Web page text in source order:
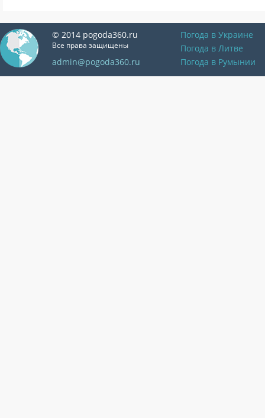
© 2014 pogoda360.ru
Все права защищены
admin@pogoda360.ru
Погода в Украине
Погода в Литве
Погода в Румынии